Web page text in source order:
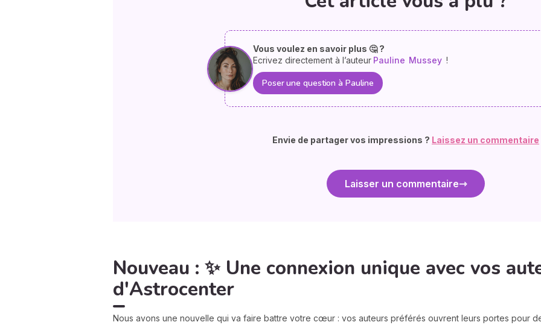
Vous voulez en savoir plus 🤔 ?
Ecrivez directement à l’auteur Pauline Mussey !
Poser une question à Pauline
Envie de partager vos impressions ? Laissez un commentaire
Laisser un commentaire
Nouveau : ✨ Une connexion unique avec vos
d'Astrocenter
Nous avons une nouvelle qui va faire battre votre cœur : vos auteurs préférés ouvrent leurs portes pour